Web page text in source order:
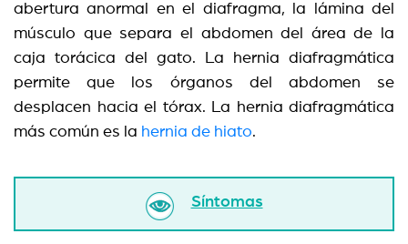
abertura anormal en el diafragma, la lámina del
músculo que separa el abdomen del área de la
caja torácica del gato. La hernia diafragmática
permite que los órganos del abdomen se
desplacen hacia el tórax. La hernia diafragmática
más común es la hernia de hiato.
Síntomas